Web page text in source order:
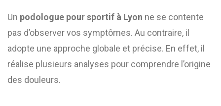
Un podologue pour sportif à Lyon ne se contente
pas d’observer vos symptômes. Au contraire, il
adopte une approche globale et précise. En effet, il
réalise plusieurs analyses pour comprendre l’origine
des douleurs.